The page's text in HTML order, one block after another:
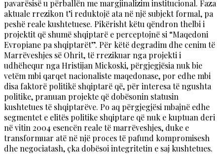
pavarësisë u përballën me margjinalizim institucional. Faza
aktuale rrezikon t’i reduktojë ata në një subjekt formal, pa
peshë reale kushtetuese. Pikërisht këtu qëndron thelbi i
projektit që shumë shqiptarë e perceptojnë si “Maqedoni
Evropiane pa shqiptarët”. Për këtë degradim dhe cenim të
Marrëveshjes së Ohrit, të rrezikuar nga projekti i
udhëhequr nga Hristijan Mickoski, përgjegjësia nuk bie
vetëm mbi qarqet nacionaliste maqedonase, por edhe mbi
disa faktorë politikë shqiptarë që, për interesa të ngushta
politike, pranuan projekte që dobësonin statusin
kushtetues të shqiptarëve. Po aq përgjegjësi mbajnë edhe
segmentet e elitës politike shqiptare që nuk e kuptuan deri
në vitin 2004 esencën reale të marrëveshjes, duke e
transformuar atë në një proces të pafund kompromisesh
dhe negociatash, çka dobësoi integritetin e saj kushtetues.